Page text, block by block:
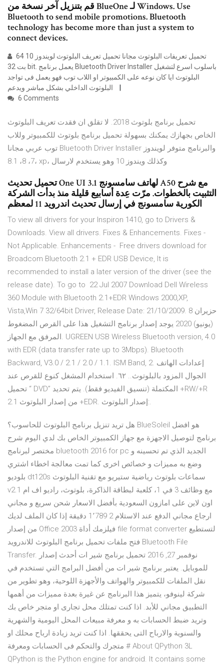
قم بتنزيل آخر نسخة من BlueOne لـ Windows. Use
Bluetooth to send mobile promotions. Bluetooth
technology has become more than just a system to
connect devices.
بت 32 bit. يعمل برنامج Bluetooth Driver Installer باسلوب اسرع لتشغيل
البلوتوث ايا كان نوعه على الكمبيوتر او اللاب توب فهو يعمل فى تواجد
6 Comments
تحميل برنامج بلوتوث 2018. لا تقلق ان فقدت تعريف البلوتوث
الخاص بجهازك يمكنك بسهولة تحميل برنامج بلوتوث للكمبيوتر وللاب
توب عربي مجانا Bluetooth Driver Installer والبرنامج متوفر لويندوز
7، 8، 8.1، xp، وكذلك ويندوز 10 وهو يستخدم لارسال
تحميل تحديث One UI 3.1 لهاتف سامسونج A50 مع شرح
التثبيت بالخطوات. مرّت عِدة أسابيع قليلة منذ بدأت الشركة
الكورية سامسونج في إرسال تحديث اندرويد 11 لمعظم
To view all drivers for your Inspiron 1410, go to Drivers &
Downloads. View all drivers. Fixes & Enhancements. Fixes -
Not Applicable. Enhancements - Free drivers download for
Broadcom Bluetooth 2.1 + EDR USB Device, It is
recommended to install a later version of the driver (see the
release date). To go to 22 Jul 2007 Download Dell Wireless
360 Module with Bluetooth 2.1+EDR Windows 2000,XP,
Vista,Win 7 32/64bit Driver, Release Date: 21/10/2009. 8 حزيران
(يونيو) 2020 يوجد إصدار برنامج التشغيل هذا على القرص المضغوط
المرفق مع الجهاز. UGREEN USB Wireless Bluetooth version, 4.0
with EDR (data transfer rate up to 3Mbps). Bluetooth
Backward, V3.0 / 2.1 / 2.0 / 1.1. ISM Band, 2. ﺇﻋﺪﺍﺩﺍﺕ ﺍﻟﻬﺎﺗﻒ
ﺍﻟﺠﻮﺍﻝ ﺍﻟﻤﺰﻭﺩ ﺑﺎﻟﺒﻠﻮﺗﻮﺙ.. ٦٢. ﺍﺳﺘﺨﺪﺍﻡ ﺍﻟﻤﺸﻐﻞ ﻛﻨﻮﻉ ﻟﻠﻘﺮﺹ ﻋﻨﺪ
ﺗﺤﻤﻴﻞ “ DVD” ﺍﻟﻤﻜﺘﻤﻠﺔ (ﺗﻨﺴﻴﻖ ﺍﻟﻔﻴﺪﻳﻮ ﻓﻘﻂ). ﻳﺘﻢ ﺗﺤﺪﻳﺪ +RW/+R
ﻣﻦ ﺇﺻﺪﺍﺭ ﺍﻟﺒﻠﻮﺗﻮﺙ 2.1 +EDR. ﺇﺻﺪﺍﺭ ﺍﻟﺒﻠﻮﺗﻮﺙ:.
هل تريد تنزيل برنامج البلوتوث للحاسوب؟ BlueSoleil هو افضل
برنامج لتوصيل الاجهزة مع جهاز الكمبيوتر الخاص بك لدي اليوم شرح
مختصر لبرنامج bluetooth 2016 for pc الجديد الذي تم تحسينه و
وضع به مميزات و خصائص اخرى كما تمت معالجة اخطاء اشتري
بلوديو dt120s سماعات بلوتوث رياضية ستيريو مع تقنية البلوتوث
v2.1 مع وظائف 3 في 1، كلعبة لبطاقة الذاكرة، بلوتوث، راديو اف ام
اون لاين على امازون السعودية بأفضل الاسعار شحن سريع و مجاني
ارجاع مجاني الدفع عند الاستلام 2 1٬789 دقيقة إذا كان الملف لديك
من إصدار Office 2003 فيلزمك أداة file format converter لتستطيع
فتح ملفات تحميل برنامج البلوتوث للاندرويد Bluetooth File
Transfer. نوفمبر 27, 2016 تحميل برنامج شير ات أحدث إصدار
للموبايل. يعتبر برنامج شير ات من أفضل البرامج التي تستخدم في
نقل الملفات للكمبيوتر والهواتف والأجهزة اللوحية، وهو تطوير من
شركة لينوفو، يتميز هذا البرنامج عن غيرة بعدة مميزات من أهمها
التطبيق مجاني للأبد. اذا كنت تمتلك محل تجارى او متجر خاص بك
وتريد ضبط الحسابات به و معرفة مبيعات المحل اليومية والشهرية
والسنوية والارباح التى يحققها. اذا كنت تريد زيادة ارباح محلك او
متجرك والتحكم فى الحسابات ومعرفة # About QPython 3L
QPython is the Python engine for android. It contains some